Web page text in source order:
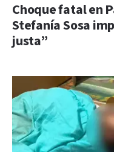
Choque fatal en
Stefanía Sosa
justa”